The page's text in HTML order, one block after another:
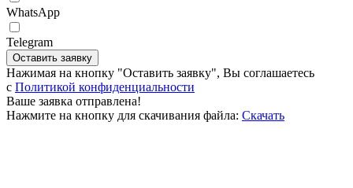
WhatsApp
Telegram
Оставить заявку
Нажимая на кнопку "Оставить заявку", Вы соглашаетесь
c Политикой конфиденциальности
Ваше заявка отправлена!
Нажмите на кнопку для скачивания файла: Скачать